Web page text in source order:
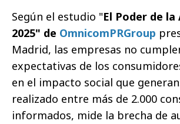
Según el estudio "El Poder de
2025" de OmnicomPRGroup
Madrid, las empresas no
expectativas de los
en el impacto social que
realizado entre más de 2.000
informados, mide la brecha de